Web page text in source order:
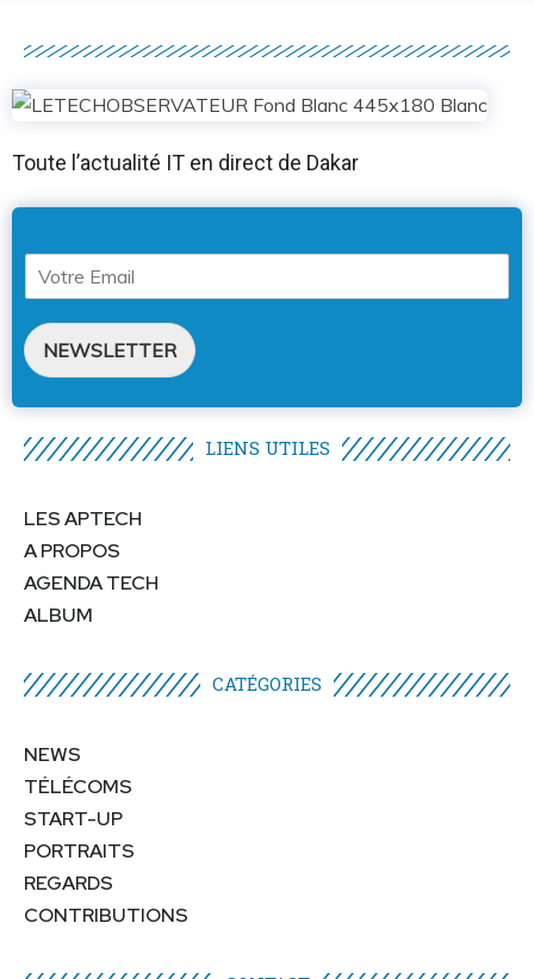
Toute l’actualité IT en direct de Dakar
NEWSLETTER
LIENS UTILES​
LES APTECH
A PROPOS
AGENDA TECH
ALBUM
CATÉGORIES​
NEWS
TÉLÉCOMS
START-UP
PORTRAITS
REGARDS
CONTRIBUTIONS